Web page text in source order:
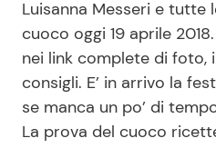
Festività
Seguici
Luisanna Messeri e tutte
cuoco oggi 19 aprile
nei link complete di foto,
consigli. E’ in arrivo la
se manca un po’ di
La prova del cuoco